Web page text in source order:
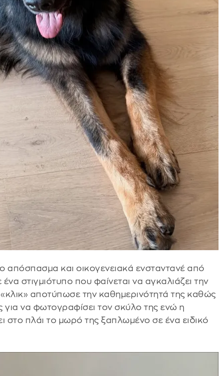
απόσπασμα και οικογενειακά ενσταντανέ από
στιγμιότυπο που φαίνεται να αγκαλιάζει την
αποτύπωσε την καθημερινότητά της καθώς
για να φωτογραφίσει τον σκύλο της ενώ η
στο πλάι το μωρό της ξαπλωμένο σε ένα ειδικό